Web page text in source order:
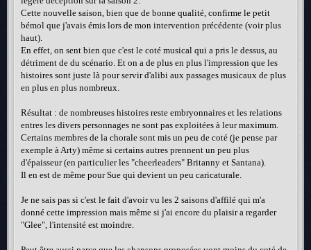
Cette nouvelle saison, bien que de bonne qualité, confirme le petit
bémol que j'avais émis lors de mon intervention précédente (voir plus
haut).
En effet, on sent bien que c'est le coté musical qui a pris le dessus, au
détriment de du scénario. Et on a de plus en plus l'impression que les
histoires sont juste là pour servir d'alibi aux passages musicaux de plus
en plus en plus nombreux.
Résultat : de nombreuses histoires reste embryonnaires et les relations
entres les divers personnages ne sont pas exploitées à leur maximum.
Certains membres de la chorale sont mis un peu de coté (je pense par
exemple à Arty) même si certains autres prennent un peu plus
d'épaisseur (en particulier les "cheerleaders" Britanny et Santana).
Il en est de même pour Sue qui devient un peu caricaturale.
Je ne sais pas si c'est le fait d'avoir vu les 2 saisons d'affilé qui m'a
donné cette impression mais même si j'ai encore du plaisir a regarder
"Glee", l'intensité est moindre.